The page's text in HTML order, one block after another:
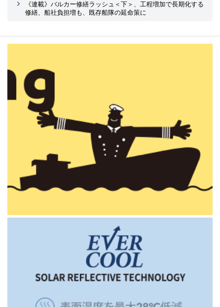
《連載》バルカー修繕ラッシュ＜下＞、工程増加で長期化する
修繕、船社負担増も、既存船隊の延命策に